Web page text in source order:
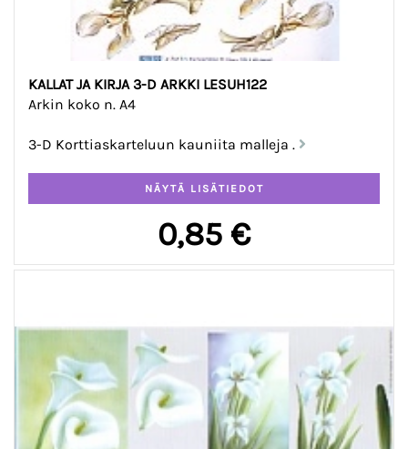
KALLAT JA KIRJA 3-D ARKKI LESUH122
Arkin koko n. A4
3-D Korttiaskarteluun kauniita malleja .
0,85 €